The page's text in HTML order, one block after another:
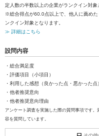
定人数の半数以上の企業がランクイン対象
※総合得点が60.0点以上で、他人に薦め
ンクイン対象となります。
≫ 詳細はこちら
設問内容
・総合満足度
・評価項目（小項目）
・利用した感想（良かった点・悪かった点
・他者推奨意向
・他者推奨意向理由
アンケート調査を実施した際の質問事項です
容を質問しています。